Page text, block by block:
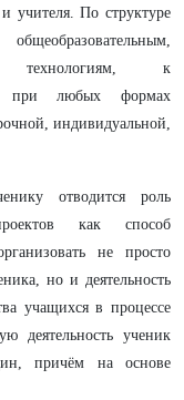
учителя. По структуре
технологиям, к
при любых формах
индивидуальной,
отводится роль
как способ
не просто
но и деятельность
учащихся в процессе
деятельность ученик
причём на основе